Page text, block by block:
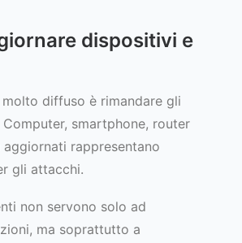
dispositivi e
diffuso è rimandare gli
smartphone, router
rappresentano
gli attacchi.
non servono solo ad
ma soprattutto a